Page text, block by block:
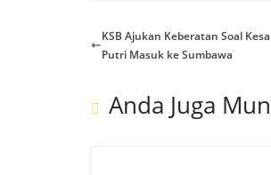
KSB Ajukan Keberatan Soal
Putri Masuk ke Sumbawa
Anda Juga